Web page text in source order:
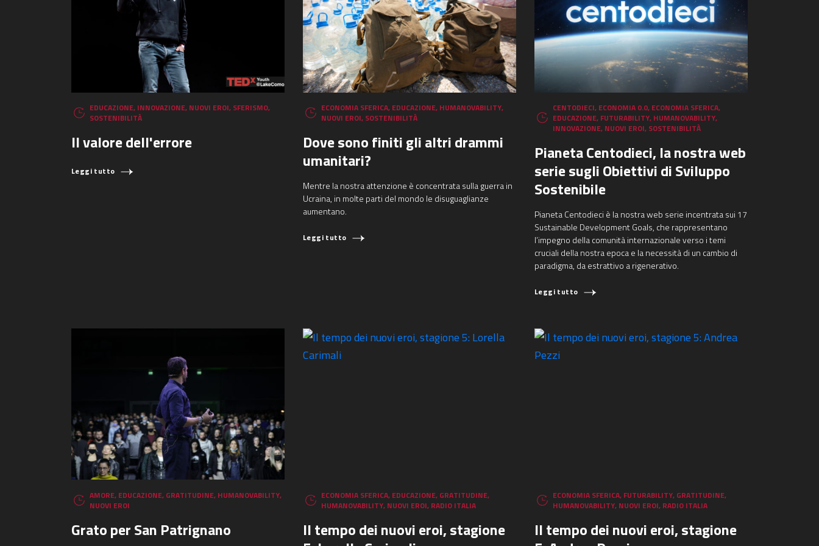
EDUCAZIONE, INNOVAZIONE, NUOVI EROI, SFERISMO,
SOSTENIBILITÀ
Il valore dell'errore
Leggi tutto
ECONOMIA SFERICA, EDUCAZIONE, HUMANOVABILITY,
NUOVI EROI, SOSTENIBILITÀ
Dove sono finiti gli altri drammi
umanitari?
Mentre la nostra attenzione è concentrata sulla guerra in
Ucraina, in molte parti del mondo le disuguaglianze
aumentano.
Leggi tutto
CENTODIECI, ECONOMIA 0.0, ECONOMIA SFERICA,
EDUCAZIONE, FUTURABILITY, HUMANOVABILITY,
INNOVAZIONE, NUOVI EROI, SOSTENIBILITÀ
Pianeta Centodieci, la nostra web
serie sugli Obiettivi di Sviluppo
Sostenibile
Pianeta Centodieci è la nostra web serie incentrata sui 17
Sustainable Development Goals, che rappresentano
l’impegno della comunità internazionale verso i temi
cruciali della nostra epoca e la necessità di un cambio di
paradigma, da estrattivo a rigenerativo.
Leggi tutto
AMORE, EDUCAZIONE, GRATITUDINE, HUMANOVABILITY,
NUOVI EROI
Grato per San Patrignano
ECONOMIA SFERICA, EDUCAZIONE, GRATITUDINE,
HUMANOVABILITY, NUOVI EROI, RADIO ITALIA
Il tempo dei nuovi eroi, stagione
ECONOMIA SFERICA, FUTURABILITY, GRATITUDINE,
HUMANOVABILITY, NUOVI EROI, RADIO ITALIA
Il tempo dei nuovi eroi, stagione